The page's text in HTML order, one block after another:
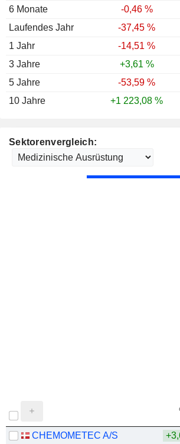
6 Monate
-0,46 %
Laufendes Jahr
-37,45 %
1 Jahr
-14,51 %
3 Jahre
+3,61 %
5 Jahre
-53,59 %
10 Jahre
+1 223,08 %
Sektorenvergleich:
CHEMOMETEC A/S